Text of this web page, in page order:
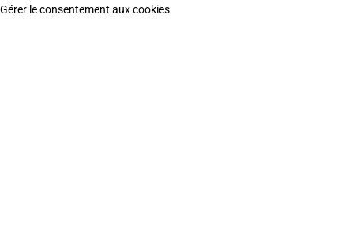
Gérer le consentement aux cookies